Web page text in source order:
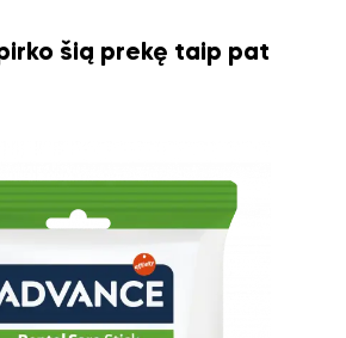
šią prekę taip pat